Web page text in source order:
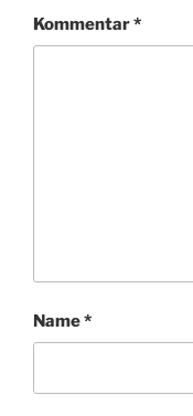
Kommentar*
Name*